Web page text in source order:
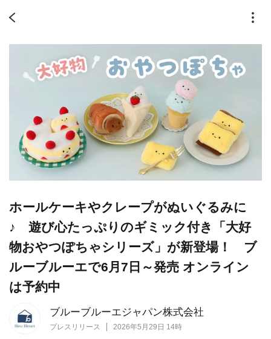
ブルーブルーエジャパン株式会社
プレスリリース 2026年5月29日 14時
ホールケーキやクレープがぬいぐるみに
♪ 遊び心たっぷりのギミック付き「大好
物おやつぽちゃシリーズ」が新登場！ ブ
ルーブルーエで6月7日～発売 オンライン
は予約中